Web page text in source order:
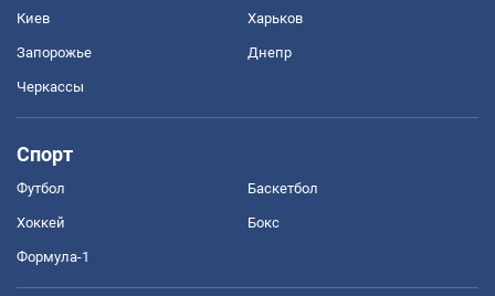
Киев Харьков
Запорожье Днепр
Черкассы
Спорт
Футбол Баскетбол
Хоккей Бокс
Формула-1